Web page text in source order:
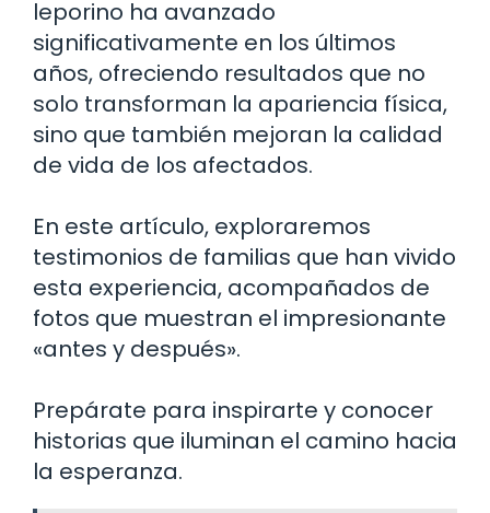
leporino ha avanzado
significativamente en los últimos
años, ofreciendo resultados que no
solo transforman la apariencia física,
sino que también mejoran la calidad
de vida de los afectados.
En este artículo, exploraremos
testimonios de familias que han vivido
esta experiencia, acompañados de
fotos que muestran el impresionante
«antes y después».
Prepárate para inspirarte y conocer
historias que iluminan el camino hacia
la esperanza.